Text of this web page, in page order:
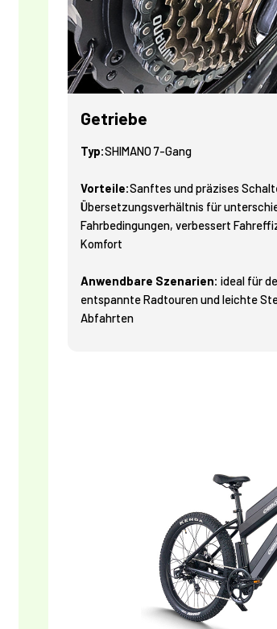
Getriebe
Typ:SHIMANO 7-Gang
Vorteile:Sanftes und präzises
Übersetzungsverhältnis für
Fahrbedingungen, verbessert
Komfort
Anwendbare Szenarien:ideal für
entspannte Radtouren und leichte
Abfahrten